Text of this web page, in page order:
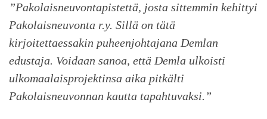
”Pakolaisneuvontapistettä, josta sittemmin kehittyi
Pakolaisneuvonta r.y. Sillä on tätä
kirjoitettaessakin puheenjohtajana Demlan
edustaja. Voidaan sanoa, että Demla ulkoisti
ulkomaalaisprojektinsa aika pitkälti
Pakolaisneuvonnan kautta tapahtuvaksi.”